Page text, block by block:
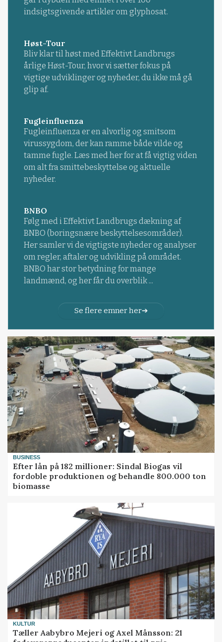
indsigtsgivende artikler om glyphosat.
Høst-Tour
Bliv klar til høst med Effektivt Landbrugs
årlige Høst-Tour, hvor vi sætter fokus på
vigtige udviklinger og nyheder, du ikke må gå
glip af.
Fugleinfluenza
Fugleinfluenza er en alvorlig og smitsom
virussygdom, der kan ramme både vilde og
tamme fugle. Læs med her for at få vigtig viden
om alt fra smittebeskyttelse og aktuelle
nyheder.
BNBO
Følg med i Effektivt Landbrugs dækning af
BNBO (boringsnære beskyttelsesområder).
Her samler vi de vigtigste nyheder og analyser
om regler, aftaler og udvikling på området.
BNBO har stor betydning for mange
landmænd, og her får du overblik ...
Se flere emner her
BUSINESS
Efter lån på 182 millioner: Sindal Biogas vil
fordoble produktionen og behandle 800.000 ton
biomasse
KULTUR
Tæller Aabybro Mejeri og Axel Månsson: 21